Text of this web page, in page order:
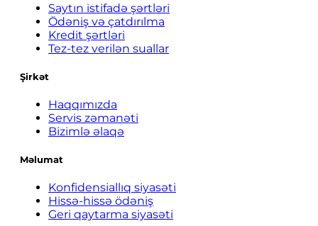
Saytın istifadə şərtləri
Ödəniş və çatdırılma
Kredit şərtləri
Tez-tez verilən suallar
Şirkət
Haqqımızda
Servis zəmanəti
Bizimlə əlaqə
Məlumat
Konfidensiallıq siyasəti
Hissə-hissə ödəniş
Geri qaytarma siyasəti